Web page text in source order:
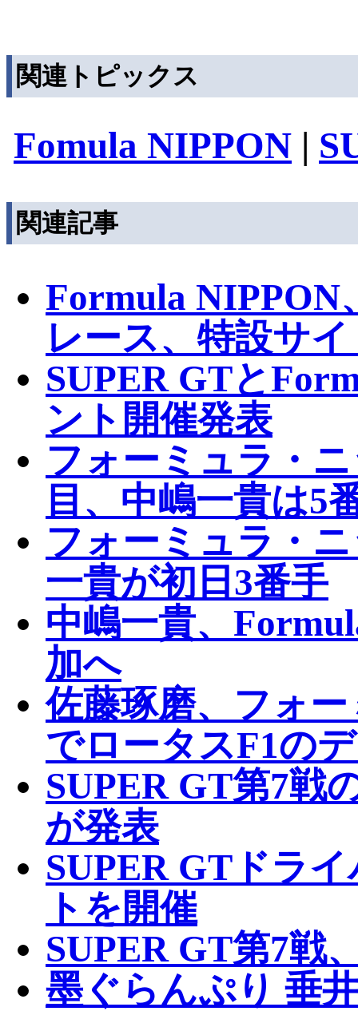
関連トピックス
Fomula NIPPON |
関連記事
Formula NIPPON
レース、特設サ
SUPER GTと
ント開催発表
フォーミュラ・
目、中嶋一貴は5
フォーミュラ・
一貴が初日3番手
中嶋一貴、
加へ
佐藤琢磨、フォ
でロータスF1の
SUPER GT第7戦
が発表
SUPER GTドラ
トを開催
SUPER GT第7戦
墨ぐらんぷり 垂